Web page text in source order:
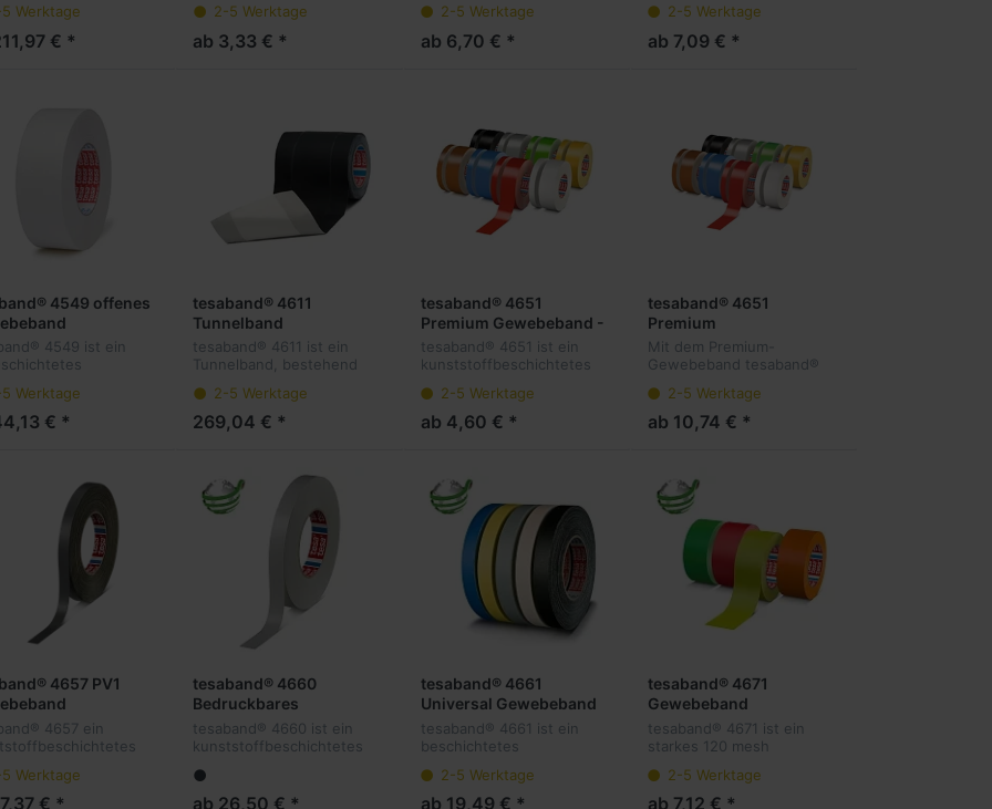
Stopp-Effekte.
aus einem speziell
Werktage
€ *
beständigem Gewebeband
4363.
2-5 Werktage
ab 3,33 € *
robuster Abdeckfolie.
2-5 Werktage
ab 6,70 € *
aus einem 145 mesh
Zellwollgewebeträger und
einer
2-5 Werktage
ab 7,09 € *
4549 offenes
4549 ist ein
145 mesh
und
Werktage
€ *
tesaband® 4611
Tunnelband
tesaband® 4611 ist ein
Tunnelband, bestehend
Zellwollgewebe mit
Acrylatbeschichtung und
einer
2-5 Werktage
269,04 € *
tesaband® 4651
Premium Gewebeband -
25 Meter pro Rolle
tesaband® 4651 ist ein
kunststoffbeschichtetes
bestehend aus
Zellwollgewebeträger und
2-5 Werktage
ab 4,60 € *
tesaband® 4651
Premium
Gewebeklebeband - 50
Meter pro Rolle
Mit dem Premium-
Gewebeband tesaband®
verschiedene
handwerkliche
Herausforderungen
Erhältlich in viel...
2-5 Werktage
ab 10,74 € *
4657 PV1
4657 ein
145 mesh
und einer
Werktage
€ *
tesaband® 4660
Bedruckbares
Gewebeband
tesaband® 4660 ist ein
kunststoffbeschichtetes
bedruckbarer Oberfläche.
Es besteht aus einem 145
ab 26,50 € *
tesaband® 4661
Universal Gewebeband
tesaband® 4661 ist ein
beschichtetes
aus einem 148 mesh
Zellwollgewebe und einer
2-5 Werktage
ab 19,49 € *
tesaband® 4671
Gewebeband
Acrylatbeschichtet
tesaband® 4671 ist ein
starkes 120 mesh
Acrylatträgerbeschichtung
und einer
2-5 Werktage
ab 7,12 € *